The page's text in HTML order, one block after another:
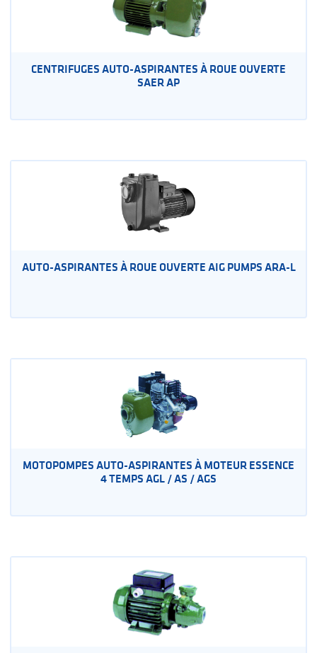
CENTRIFUGES AUTO-ASPIRANTES À ROUE OUVERTE
SAER AP
AUTO-ASPIRANTES À ROUE OUVERTE AIG PUMPS ARA-L
MOTOPOMPES AUTO-ASPIRANTES À MOTEUR ESSENCE
4 TEMPS AGL / AS / AGS